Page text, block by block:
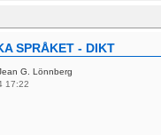
SPRÅKET - DIKT
G. Lönnberg
17:22